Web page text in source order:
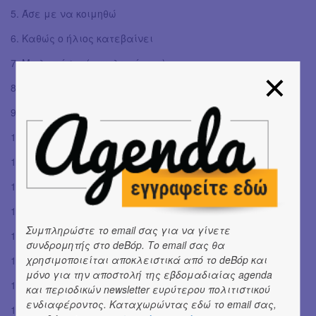
5. Άσε με να κοιμηθώ
6. Καθώς ο ήλιος κατεβαίνει
7. Μη λυπάσαι (ακυκλοφόρητο)
8. Όπως φυσάει ο άερας
9. Λόγια
10. Σκόνη
11. Για κανέναν κανείς
12. Τροχιά (Βαγγέλης Γερμανός cover)
13. Κάθε φορά (ακυκλοφόρητο)
14. Χαρούμενα πόδια
15. Μη μαζί (Xaxakes cover)
16. Θέλω
17. Να λοιπόν (ακυκλοφόρητο)
Συμπληρώστε το email σας για να γίνετε
συνδρομητής στο deBόp. Το email σας θα
χρησιμοποιείται αποκλειστικά από το deBόp και
μόνο για την αποστολή της εβδομαδιαίας agenda
και περιοδικών newsletter ευρύτερου πολιτιστικού
ενδιαφέροντος. Καταχωρώντας εδώ το email σας,